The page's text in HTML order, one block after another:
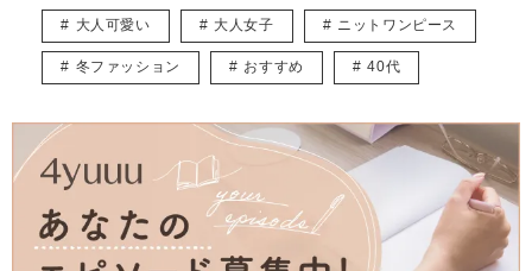
ます。よろしくお願いします。
大人可愛い 大人女子 ニットワンピース
冬ファッション おすすめ 40代